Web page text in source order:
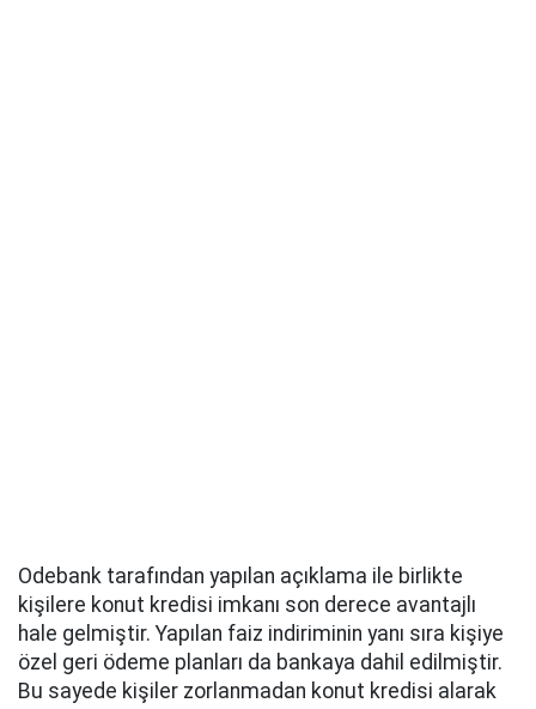
Odebank tarafından yapılan açıklama ile birlikte
kişilere konut kredisi imkanı son derece avantajlı
hale gelmiştir. Yapılan faiz indiriminin yanı sıra kişiye
özel geri ödeme planları da bankaya dahil edilmiştir.
Bu sayede kişiler zorlanmadan konut kredisi alarak